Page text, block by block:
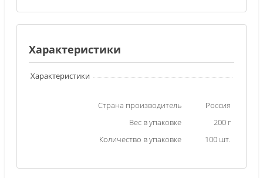
Характеристики
Характеристики
Страна производитель
Россия
Вес в упаковке
200 г
Количество в упаковке
100 шт.